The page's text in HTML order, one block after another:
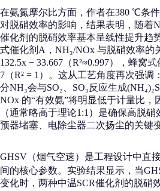
在氨氮摩尔比方面，作者在380 ℃条
对脱硝效率的影响，结果表明，随着
催化剂的脱硝效率基本呈线性提升趋
式催化剂A，NH₃/NOx 与脱硝效率的
132.5x − 33.667（R²≈0.997），蜂窝
7（R² = 1）。这从工艺角度再次强调
分NH₃会与SO₂、SO₃反应生成
NOx 的“有效氨”将明显低于计量比，
（通常略高于理论1:1）是确保高脱
预器堵塞、电除尘器二次扬尘的关键
GHSV（烟气空速）是工程设计中直
间的核心参数。实验结果显示，当
变化时，两种中温SCR催化剂的脱硝